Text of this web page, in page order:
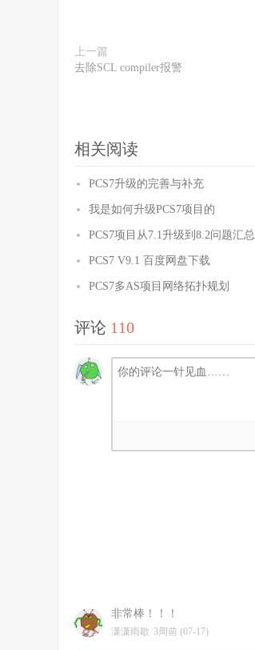
上一篇
去除SCL compiler报警
相关阅读
PCS7升级的完善与补充
我是如何升级PCS7项目的
PCS7项目从7.1升级到8.2问题汇总
PCS7 V9.1 百度网盘下载
PCS7多AS项目网络拓扑规划
评论 110
非常棒！！！
潇潇雨歇 3周前 (07-17)